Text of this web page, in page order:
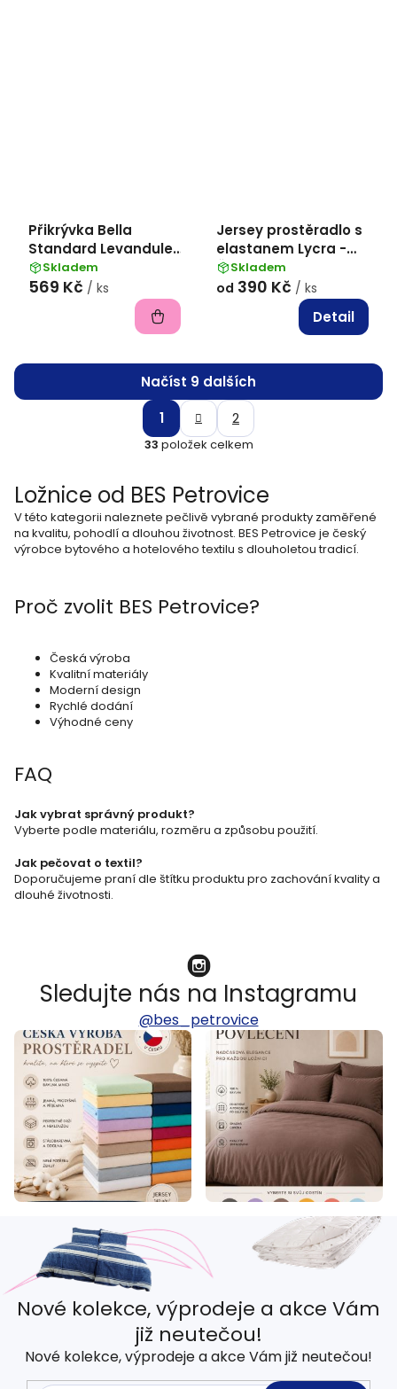
Přikrývka Bella
Standard Levandule
- 140x200
Skladem
569 Kč / ks
Jersey prostěradlo s
elastanem Lycra -
Černá
Skladem
od 390 Kč / ks
Detail
O
v
á
d
a
í
i
u
Načíst 9 dalších
S
t
r
n
k
o
v
n
1 2
33 položek celkem
Ložnice od BES Petrovice
V této kategorii naleznete pečlivě vybrané produkty zaměřené
na kvalitu, pohodlí a dlouhou životnost. BES Petrovice je český
výrobce bytového a hotelového textilu s dlouholetou tradicí.
Proč zvolit BES Petrovice?
Česká výroba
Kvalitní materiály
Moderní design
Rychlé dodání
Výhodné ceny
FAQ
Jak vybrat správný produkt?
Vyberte podle materiálu, rozměru a způsobu použití.
Jak pečovat o textil?
Doporučujeme praní dle štítku produktu pro zachování kvality a
dlouhé životnosti.
Sledujte nás na Instagramu
@bes_petrovice
Nové kolekce, výprodeje a akce Vám
již neutečou!
Nové kolekce, výprodeje a akce Vám již neutečou!